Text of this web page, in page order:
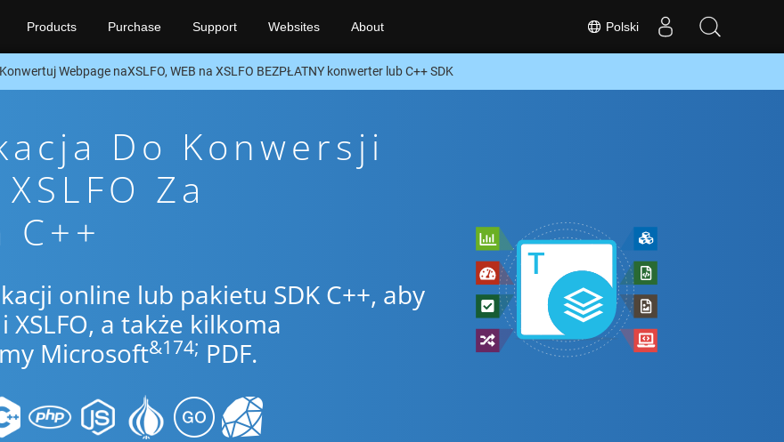
Polski
Products Purchase Support Websites About
Konwertuj Webpage naXSLFO, WEB na XSLFO BEZPŁATNY konwerter lub C++ SDK
Do Konwersji
Za
online lub pakietu SDK C++, aby
a także kilkoma
Microsoft&174; PDF.